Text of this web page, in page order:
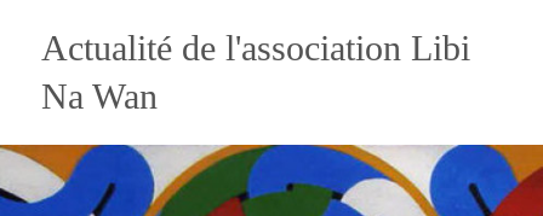
Actualité de l'association Libi
Na Wan